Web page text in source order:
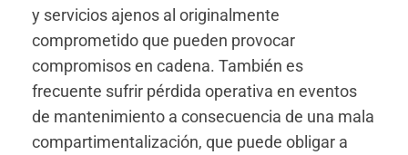
y servicios ajenos al originalmente
comprometido que pueden provocar
compromisos en cadena. También es
frecuente sufrir pérdida operativa en eventos
de mantenimiento a consecuencia de una mala
compartimentalización, que puede obligar a